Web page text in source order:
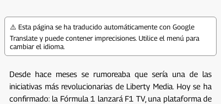
⚠️ Esta página se ha traducido automáticamente con Google
Translate y puede contener imprecisiones. Utilice el menú para
cambiar el idioma.
Desde hace meses se rumoreaba que sería una de las
iniciativas más revolucionarias de Liberty Media. Hoy se ha
confirmado: la Fórmula 1 lanzará F1 TV, una plataforma de